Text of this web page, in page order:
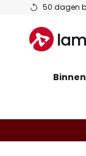
50 dagen
Ga
de
inhoud